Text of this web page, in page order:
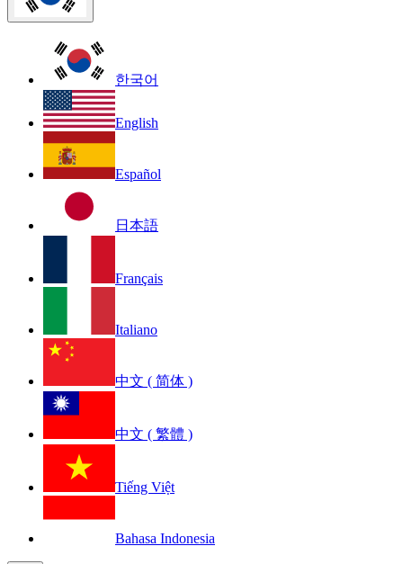
한국어
English
Español
日本語
Français
Italiano
中文 ( 简体 )
中文 ( 繁體 )
Tiếng Việt
Bahasa Indonesia